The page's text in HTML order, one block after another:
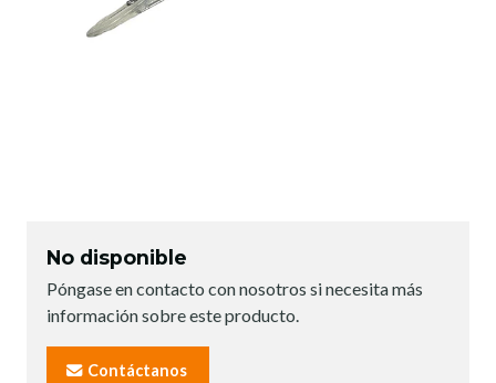
No disponible
Póngase en contacto con nosotros si necesita más
información sobre este producto.
Contáctanos